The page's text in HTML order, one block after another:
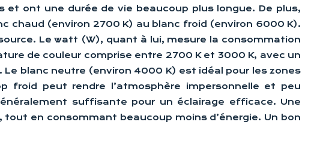
et ont une durée de vie beaucoup plus longue. De plus,
chaud (environ 2700 K) au blanc froid (environ 6000 K).
Le watt (W), quant à lui, mesure la consommation
de couleur comprise entre 2700 K et 3000 K, avec un
blanc neutre (environ 4000 K) est idéal pour les zones
froid peut rendre l’atmosphère impersonnelle et peu
suffisante pour un éclairage efficace. Une
en consommant beaucoup moins d’énergie. Un bon